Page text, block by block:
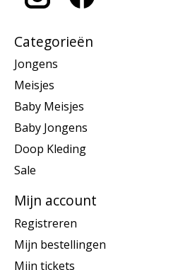
Categorieën
Jongens
Meisjes
Baby Meisjes
Baby Jongens
Doop Kleding
Sale
Mijn account
Registreren
Mijn bestellingen
Mijn tickets